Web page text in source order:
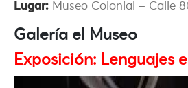
Lugar: Museo Colonial – Calle
Galería el Museo
Exposición: Lenguajes